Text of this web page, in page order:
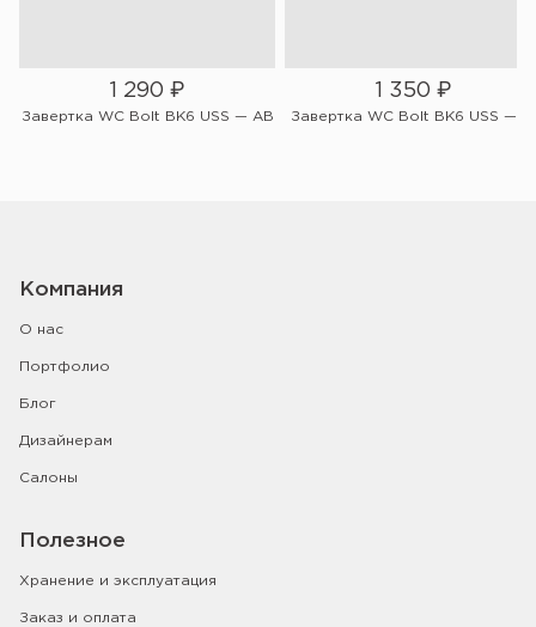
1 290 ₽
Завертка WC Bolt BK6 USS — AB
1 350 ₽
Завертка WC Bolt BK6 USS — Bl
Компания
О нас
Портфолио
Блог
Дизайнерам
Салоны
Полезное
Хранение и эксплуатация
Заказ и оплата